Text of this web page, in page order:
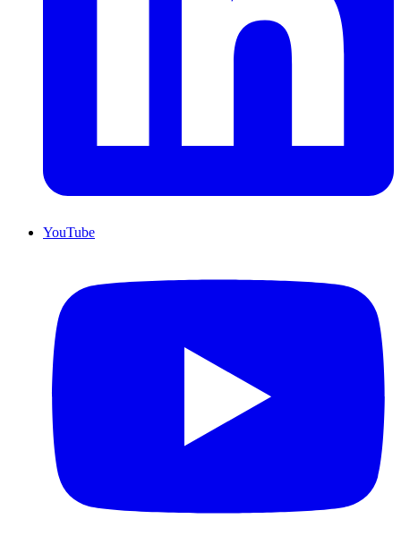
YouTube